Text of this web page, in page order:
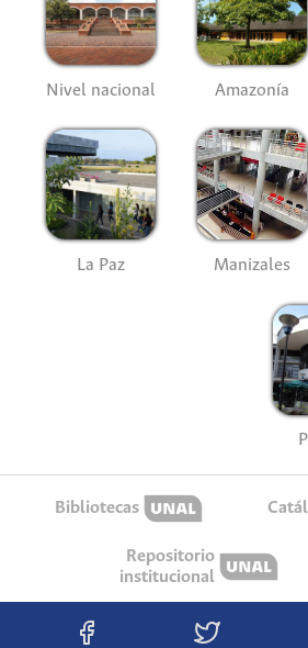
Nivel nacional Amazonía
La Paz Manizales
Bibliotecas
Repositorio
institucional